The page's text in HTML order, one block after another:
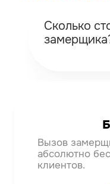
Сколько
Вызов
абсолютно
клиентов.